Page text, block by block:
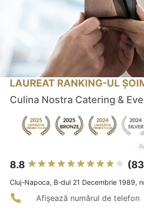
LAUREAT RANKING-UL
Culina Nostra Catering &
8.8
Cluj-Napoca, B-dul 21 Decembrie 1989,
Afișează numărul de telefon